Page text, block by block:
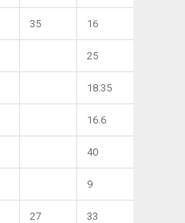
35 16
25
18.35
16.6
40
9
27 33